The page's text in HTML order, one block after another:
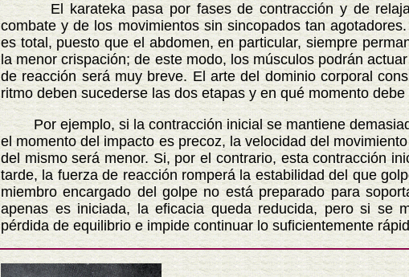
El karateka pasa por fases de contracción y de
combate y de los movimientos sin sincopados tan
es total, puesto que el abdomen, en particular, siempre
la menor crispación; de este modo, los músculos podrán
de reacción será muy breve. El arte del dominio corporal
ritmo deben sucederse las dos etapas y en qué momento
Por ejemplo, si la contracción inicial se mantiene
el momento del impacto es precoz, la velocidad del
del mismo será menor. Si, por el contrario, esta contracción
tarde, la fuerza de reacción romperá la estabilidad del que
miembro encargado del golpe no está preparado para
apenas es iniciada, la eficacia queda reducida, pero si se
pérdida de equilibrio e impide continuar lo suficientemente